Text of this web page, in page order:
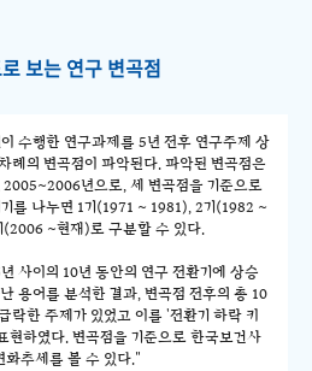
보는 연구 변곡점
수행한 연구과제를 5년 전후 연구주제 상
례의 변곡점이 파악된다. 파악된 변곡점은
년으로, 세 변곡점을 기준으로
를 나누면 1기(1971 ~ 1981), 2기(1982 ~
~현재)로 구분할 수 있다.
사이의 10년 동안의 연구 전환기에 상승
용어를 분석한 결과, 변곡점 전후의 총 10
락한 주제가 있었고 이를 '전환기 하락 키
현하였다. 변곡점을 기준으로 한국보건사
화추세를 볼 수 있다."